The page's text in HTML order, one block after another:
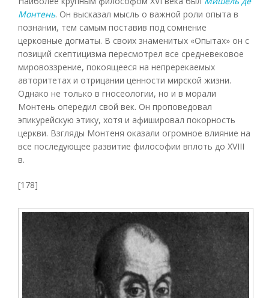
Монтень. Он высказал мысль о важной роли опыта в
познании, тем самым поставив под сомнение
церковные догматы. В своих знаменитых «Опытах» он с
позиций скептицизма пересмотрел все средневековое
мировоззрение, покоящееся на непререкаемых
авторитетах и отрицании ценности мирской жизни.
Однако не только в гносеологии, но и в морали
Монтень опередил свой век. Он проповедовал
эпикурейскую этику, хотя и афишировал покорность
церкви. Взгляды Монтеня оказали огромное влияние на
все последующее развитие философии вплоть до XVIII
в.
[178]